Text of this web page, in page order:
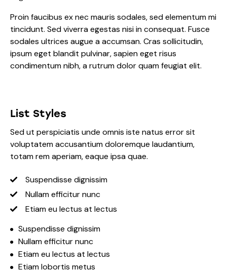
Proin faucibus ex nec mauris sodales, sed elementum mi
tincidunt. Sed viverra egestas nisi in consequat. Fusce
sodales ultrices augue a accumsan. Cras sollicitudin,
ipsum eget blandit pulvinar, sapien eget risus
condimentum nibh, a rutrum dolor quam feugiat elit.
List Styles
Sed ut perspiciatis unde omnis iste natus error sit
voluptatem accusantium doloremque laudantium,
totam rem aperiam, eaque ipsa quae.
Suspendisse dignissim
Nullam efficitur nunc
Etiam eu lectus at lectus
Suspendisse dignissim
Nullam efficitur nunc
Etiam eu lectus at lectus
Etiam lobortis metus